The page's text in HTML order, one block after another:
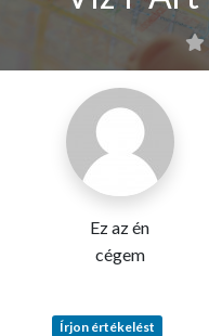
Ez az én
cégem
Írjon értékelést